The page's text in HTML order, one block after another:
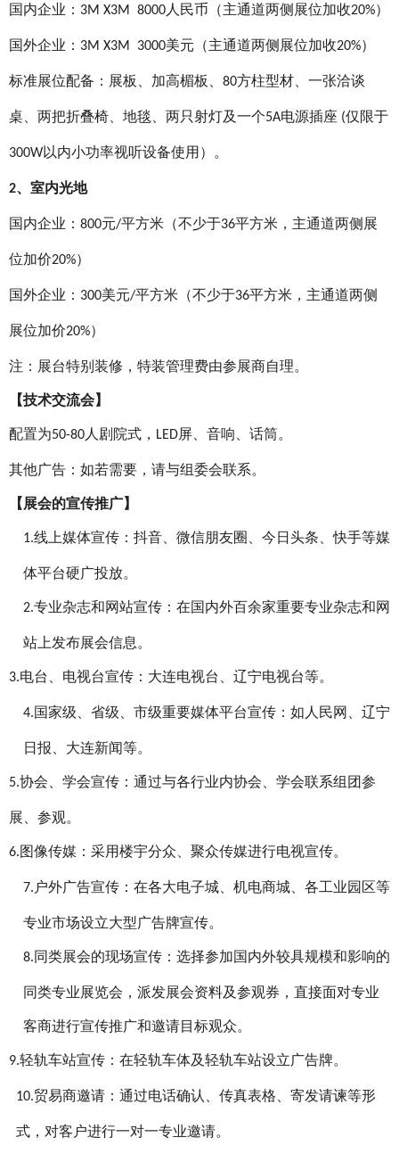
国内企业： 3M X3M 8000人民币（主通道两侧展位加收20%）
国外企业： 3M X3M 3000美元（主通道两侧展位加收20%）
标准展位配备：展板、加高楣板、 80方柱型材、一张洽谈
桌、两把折叠椅、地毯、两只射灯及一个5A电源插座 (仅限于
300W以内小功率视听设备使用）。
2、室内光地
国内企业： 800元/平方米（不少于36平方米，主通道两侧展
位加价20%）
国外企业： 300美元/平方米（不少于36平方米，主通道两侧
展位加价20%）
注：展台特别装修，特装管理费由参展商自理。
【技术交流会】
配置为50-80人剧院式， LED屏、音响、话筒。
其他广告：如若需要，请与组委会联系。
【 展会的宣传推广】
1.线上媒体宣传：抖音、微信朋友圈、今日头条、快手等媒
体平台硬广投放。
2.专业杂志和网站宣传：在国内外百余家重要专业杂志和网
站上发布展会信息。
3.电台、电视台宣传：大连电视台、辽宁电视台等。
4.国家级、省级、市级重要媒体平台宣传：如人民网、辽宁
日报、大连新闻等。
5.协会、学会宣传：通过与各行业内协会、学会联系组团参
展、参观。
6.图像传媒：采用楼宇分众、聚众传媒进行电视宣传。
7. 户外广告宣传：在各大电子城、机电商城、各工业园区等
专业市场设立大型广告牌宣传。
8.同类展会的现场宣传：选择参加国内外较具规模和影响的
同类专业展览会，派发展会资料及参观券，直接面对专业
客商进行宣传推广和邀请目标观众。
9.轻轨车站宣传：在轻轨车体及轻轨车站设立广告牌。
10.贸易商邀请：通过电话确认、传真表格、寄发请谏等形
式，对客户进行一对一专业邀请。